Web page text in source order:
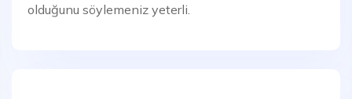
olduğunu söylemeniz yeterli.